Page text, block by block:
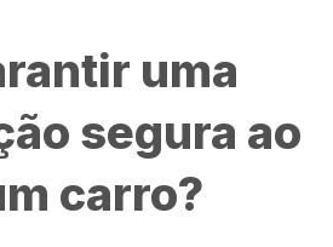
uma
segura ao
carro?